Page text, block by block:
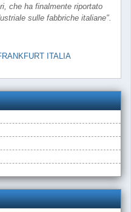
che ha finalmente riportato
sulle fabbriche italiane".
ITALIA